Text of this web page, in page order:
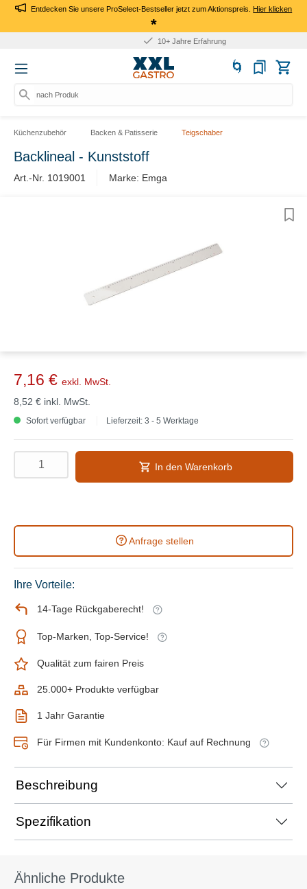
Entdecken Sie unsere ProSelect-Bestseller jetzt zum Aktionspreis.Hier klicken
*
10+ Jahre Erfahrung
nach Produkt,
Küchenzubehör Backen & Patisserie Teigschaber
Backlineal - Kunststoff
Art.-Nr. 1019001 Marke: Emga
7,16 € exkl. MwSt.
8,52 € inkl. MwSt.
Sofort verfügbar Lieferzeit: 3 - 5 Werktage
In den Warenkorb
Anfrage stellen
Ihre Vorteile:
14-Tage Rückgaberecht!
Top-Marken, Top-Service!
Qualität zum fairen Preis
25.000+ Produkte verfügbar
1 Jahr Garantie
Für Firmen mit Kundenkonto: Kauf auf Rechnung
Beschreibung
Spezifikation
Ähnliche Produkte